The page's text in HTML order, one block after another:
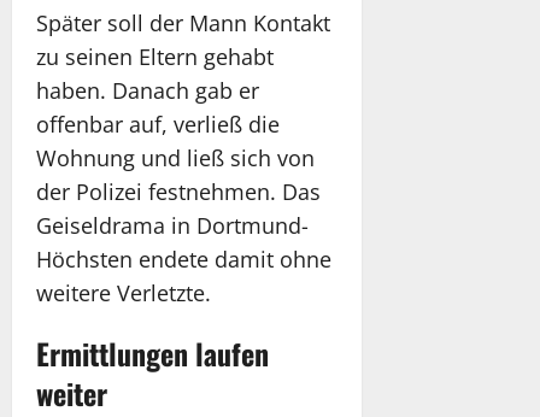
Später soll der Mann Kontakt
zu seinen Eltern gehabt
haben. Danach gab er
offenbar auf, verließ die
Wohnung und ließ sich von
der Polizei festnehmen. Das
Geiseldrama in Dortmund-
Höchsten endete damit ohne
weitere Verletzte.
Ermittlungen laufen
weiter